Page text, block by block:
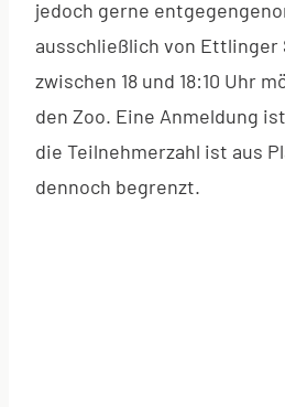
jedoch gerne
ausschließlich von Ettlinger
zwischen 18 und 18:10 Uhr
den Zoo. Eine Anmeldung
die Teilnehmerzahl ist aus
dennoch begrenzt.